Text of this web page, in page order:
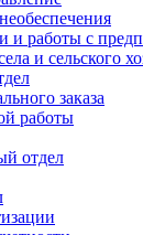
и работы с
и сельского
заказа
работы
отдел